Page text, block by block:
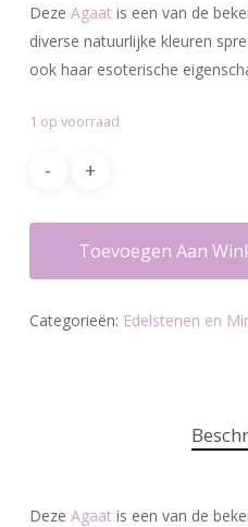
Deze Agaat is een van de
diverse natuurlijke kleuren
ook haar esoterische
1 op voorraad
Toevoegen Aan
Categorieën: Edelstenen en
Deze Agaat is een van de